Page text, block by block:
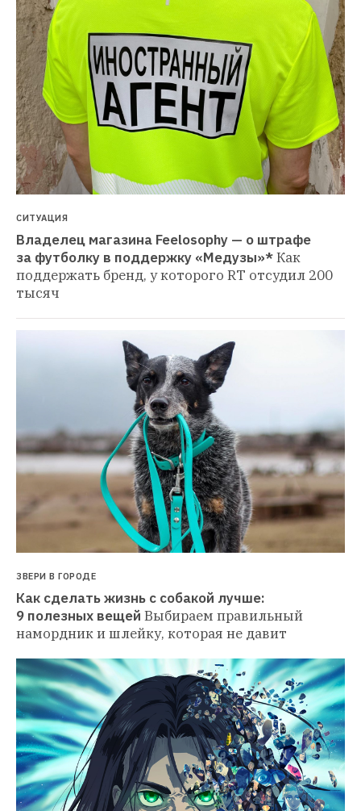
СИТУАЦИЯ
Владелец магазина Feelosophy — о штрафе
за футболку в поддержку «Медузы»*Как
поддержать бренд, у которого RT отсудил 200
тысяч
ЗВЕРИ В ГОРОДЕ
Как сделать жизнь с собакой лучше:
9 полезных вещей Выбираем правильный
намордник и шлейку, которая не давит